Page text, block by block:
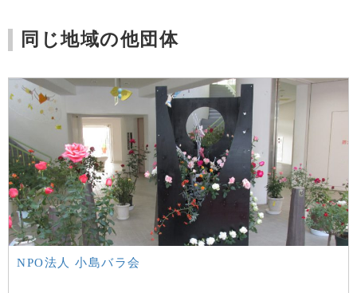
同じ地域の他団体
NPO法人 小島バラ会